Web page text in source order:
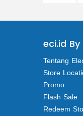
eci.id
Tentang
Store
Promo
Flash Sale
Redeem